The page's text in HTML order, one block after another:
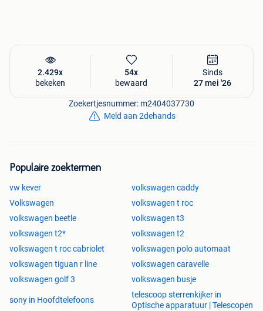
Program (ESP),Elektrische ramen,Lederen
bekleding,Mistlampen,Open
dak,Parkeercamera,Parkeersensor,Radio,Schuifdeur,Trekha
ak,USB,Verwarmde buitenspiegels
2.429x
bekeken
54x
bewaard
Sinds
27 mei '26
Zoekertjesnummer: m2404037730
Meld aan 2dehands
Populaire zoektermen
vw kever
volkswagen caddy
Volkswagen
volkswagen t roc
volkswagen beetle
volkswagen t3
volkswagen t2*
volkswagen t2
volkswagen t roc cabriolet
volkswagen polo automaat
volkswagen tiguan r line
volkswagen caravelle
volkswagen golf 3
volkswagen busje
sony in Hoofdtelefoons
telescoop sterrenkijker in
Optische apparatuur | Telescopen